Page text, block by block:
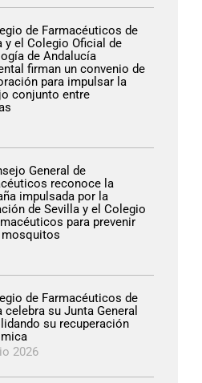
de Farmacéuticos de
y el Colegio Oficial de
de Andalucía
firman un convenio de
para impulsar la
conjunto entre
General de
reconoce la
impulsada por la
de Sevilla y el Colegio
para prevenir
mosquitos
de Farmacéuticos de
celebra su Junta General
su recuperación
2026